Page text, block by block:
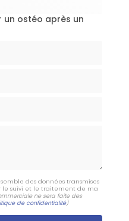
un ostéo après un
des données transmises
suivi et le traitement de ma
ne sera faite des
de confidentialité)